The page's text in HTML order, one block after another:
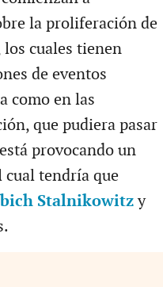
la proliferación de
los cuales tienen
de eventos
como en las
que pudiera pasar
provocando un
cual tendría que
Stalnikowitzy